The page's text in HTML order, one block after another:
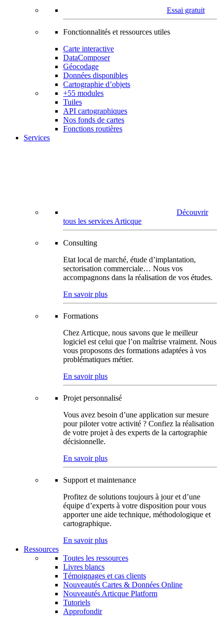
Essai gratuit
Fonctionnalités et ressources utiles
Carte interactive
DataComposer
Géocodage
Données disponibles
Cartographie d’objets
+55 modules
Tuiles
API cartographiques
Nos fonds de cartes
Fonctions routières
Services
Découvrir
tous les services Articque
Consulting
Etat local de marché, étude d’implantation,
sectorisation commerciale… Nous vos
accompagnons dans la réalisation de vos études.
En savoir plus
Formations
Chez Articque, nous savons que le meilleur
logiciel est celui que l’on maîtrise vraiment. Nous
vous proposons des formations adaptées à vos
problématiques métier.
En savoir plus
Projet personnalisé
Vous avez besoin d’une application sur mesure
pour piloter votre activité ? Confiez la réalisation
de votre projet à des experts de la cartographie
décisionnelle.
En savoir plus
Support et maintenance
Profitez de solutions toujours à jour et d’une
équipe d’experts à votre disposition pour vous
apporter une aide technique, méthodologique et
cartographique.
En savoir plus
Ressources
Toutes les ressources
Livres blancs
Témoignages et cas clients
Nouveautés Cartes & Données Online
Nouveautés Articque Platform
Tutoriels
Approfondir